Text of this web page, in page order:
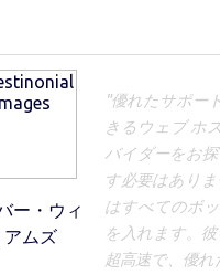
ー・ウィ
アムズ
"優れたサポー
きるウェブ ホ
バイダーをお
す必要はあり
はすべてのボ
を入れます。
超高速で、優